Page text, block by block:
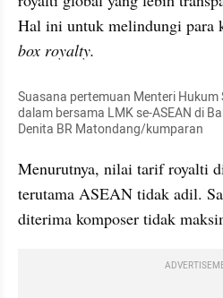
Hal ini untuk melindungi para
box royalty.
Suasana pertemuan Menteri
dalam bersama LMK se-ASEAN di
Denita BR Matondang/kumparan
Menurutnya, nilai tarif royalti
terutama ASEAN tidak adil.
diterima komposer tidak